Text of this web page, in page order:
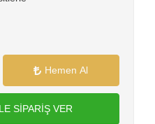
Hemen Al
SİPARİŞ VER